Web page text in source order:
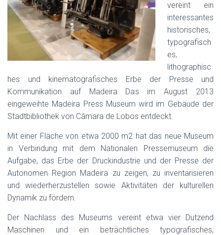
E
N
vereint ein
interessantes
historisches,
typografisch
es,
lithographisc
hes und kinematografisches Erbe der Presse und
Kommunikation auf Madeira Das im August 2013
eingeweihte Madeira Press Museum wird im Gebäude der
Stadtbibliothek von Câmara de Lobos entdeckt.
Mit einer Fläche von etwa 2000 m2 hat das neue Museum
in Verbindung mit dem Nationalen Pressemuseum die
Aufgabe, das Erbe der Druckindustrie und der Presse der
Autonomen Region Madeira zu zeigen, zu inventarisieren
und wiederherzustellen sowie Aktivitäten der kulturellen
Dynamik zu fördern.
Der Nachlass des Museums vereint etwa vier Dutzend
Maschinen und ein beträchtliches typografisches,